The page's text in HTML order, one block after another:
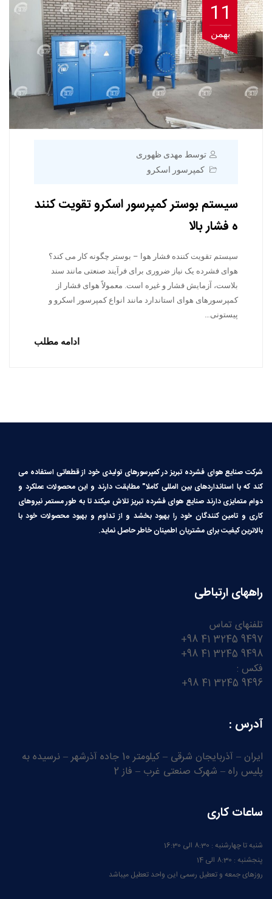
11
بهمن
توسط مهدی ظهوری
کمپرسور اسکرو
سیستم بوستر کمپرسور اسکرو تقویت کنند
ه فشار بالا
سیستم تقویت کننده فشار هوا – بوستر چگونه کار می کند؟
هوای فشرده یک نیاز ضروری برای فرآیند صنعتی مانند سند
بلاست، آزمایش فشار و غیره است. معمولاً هوای فشار از
کمپرسورهای هوای استاندارد مانند انواع کمپرسور اسکرو و
پیستونی…
ادامه مطلب
شرکت صنایع هوای فشرده تبریز در کمپرسورهای تولیدی خود از قطعاتی استفاده می
کند که با استانداردهای بین المللی کاملا″ مطابقت دارند و این محصولات عملکرد و
دوام متمایزی دارند صنایع هوای فشرده تبریز تلاش میکند تا به طور مستمر نیروهای
کاری و تامین کنندگان خود را بهبود بخشد و از تداوم و بهبود محصولات خود با
بالاترین کیفیت برای مشتریان اطمینان خاطر حاصل نماید.
راههای ارتباطی
تلفنهای تماس
9497 3245 41 98+
9498 3245 41 98+
فکس :
9496 3245 41 98+
آدرس :
ایران – آذربایجان شرقی – کیلومتر 10 جاده آذرشهر – نرسیده به
پلیس راه – شهرک صنعتی غرب – فاز 2
ساعات کاری
شنبه تا چهارشنبه : 8:30 الی 16:30
پنجشنبه : 8:30 الی 14
روزهای جمعه و تعطیل رسمی این واحد تعطیل میباشد